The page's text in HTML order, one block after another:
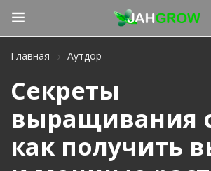
Главная Аутдор
Секреты
выращивания
как получить